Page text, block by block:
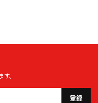
。
登録